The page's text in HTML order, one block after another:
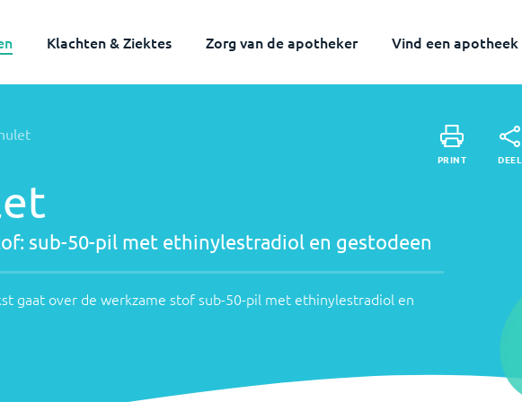
Klachten & Ziektes Zorg van de apotheker Vind een apotheek
50-
pil
ethinylestradiol
gaat
over
de
werkzame
stof
sub-
in
sub-50-pil met ethinylestradiol en gestodeen
gaat over de werkzame stofsub-50-pil met ethinylestradiol en
PRINT DEEL